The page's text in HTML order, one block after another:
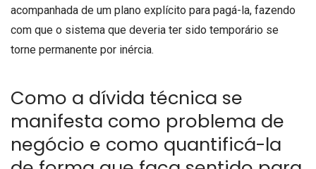
acompanhada de um plano explícito para pagá-la, fazendo
com que o sistema que deveria ter sido temporário se
torne permanente por inércia.
Como a dívida técnica se
manifesta como problema de
negócio e como quantificá-la